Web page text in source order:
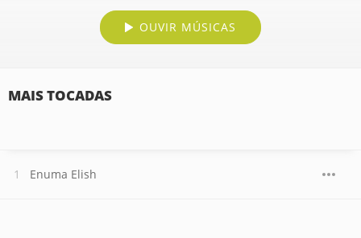
OUVIR MÚSICAS
MAIS TOCADAS
Enuma Elish